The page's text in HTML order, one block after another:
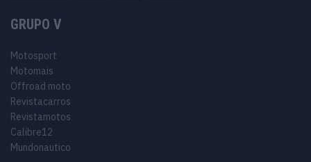
GRUPO V
Motosport
Motomais
Offroad moto
Revistacarros
Revistamotos
Calibre12
Mundonautico